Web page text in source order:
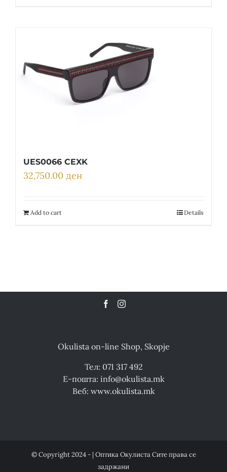
UES0066 CEXK
32,750.00 ден
Add to cart Details
Okulista on-line Shop, Skopje
Тел: 071 317 492
Е-пошта: info@okulista.mk
Веб: www.okulista.mk
© Copyright 2024 - | Оптика Окулиста Сите права се
задржани